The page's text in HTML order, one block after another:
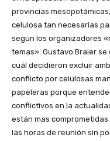
provincias
celulosa tan necesarias
según los organizadores
temas». Gustavo Braier
cuál decidieron excluir
conflicto por celulosas
papeleras porque
conflictivos en la
están mas
las horas de reunión sin